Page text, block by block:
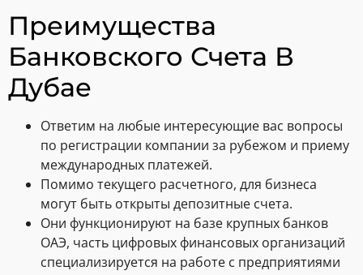
Преимущества
Банковского Счета В
Дубае
Ответим на любые интересующие вас вопросы
по регистрации компании за рубежом и приему
международных платежей.
Помимо текущего расчетного, для бизнеса
могут быть открыты депозитные счета.
Они функционируют на базе крупных банков
ОАЭ, часть цифровых финансовых организаций
специализируется на работе с предприятиями